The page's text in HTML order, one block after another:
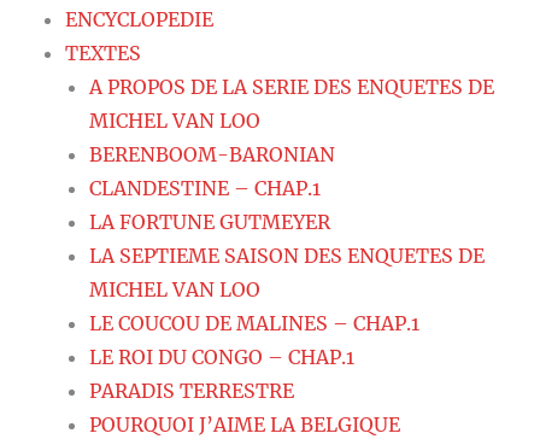
ENCYCLOPEDIE
TEXTES
A PROPOS DE LA SERIE DES ENQUETES DE
MICHEL VAN LOO
BERENBOOM-BARONIAN
CLANDESTINE – CHAP.1
LA FORTUNE GUTMEYER
LA SEPTIEME SAISON DES ENQUETES DE
MICHEL VAN LOO
LE COUCOU DE MALINES – CHAP.1
LE ROI DU CONGO – CHAP.1
PARADIS TERRESTRE
POURQUOI J’AIME LA BELGIQUE